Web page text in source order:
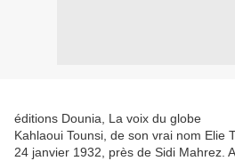
éditions Dounia, La voix du globe
Kahlaoui Tounsi, de son vrai nom Elie
24 janvier 1932, près de Sidi Mahrez.